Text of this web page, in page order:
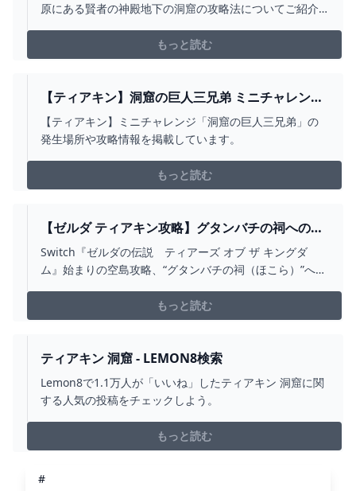
原にある賢者の神殿地下の洞窟の攻略法についてご紹介
部に潜むわかりづらいマヨイの場所、宝箱の位置の入手
方法までを詳しく解説します。 また、
もっと読む
【ティアキン】洞窟の巨人三兄弟 ミニチャレンジ
- ゼルダの伝説 ティアーズオブザキングダム 攻略
WIKI ティアキン ： ヘイグ攻略まとめWIKI
【ティアキン】ミニチャレンジ「洞窟の巨人三兄弟」の
発生場所や攻略情報を掲載しています。
もっと読む
【ゼルダ ティアキン攻略】グタンバチの祠への行
き方。トーレルーフの入手方法【ティアーズ オブ
ザ キングダム】 ゲーム・エンタメ最新情報のファ
Switch『ゼルダの伝説 ティアーズ オブ ザ キングダ
ム』始まりの空島攻略、“グタンバチの祠（ほこら）”への
力“トーレルーフ”を入手するための場所となっている。
もっと読む
ティアキン 洞窟 - LEMON8検索
Lemon8で1.1万人が「いいね」したティアキン 洞窟に関
する人気の投稿をチェックしよう。
もっと読む
#